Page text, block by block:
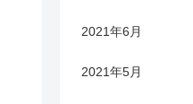
2021年6月
2021年5月